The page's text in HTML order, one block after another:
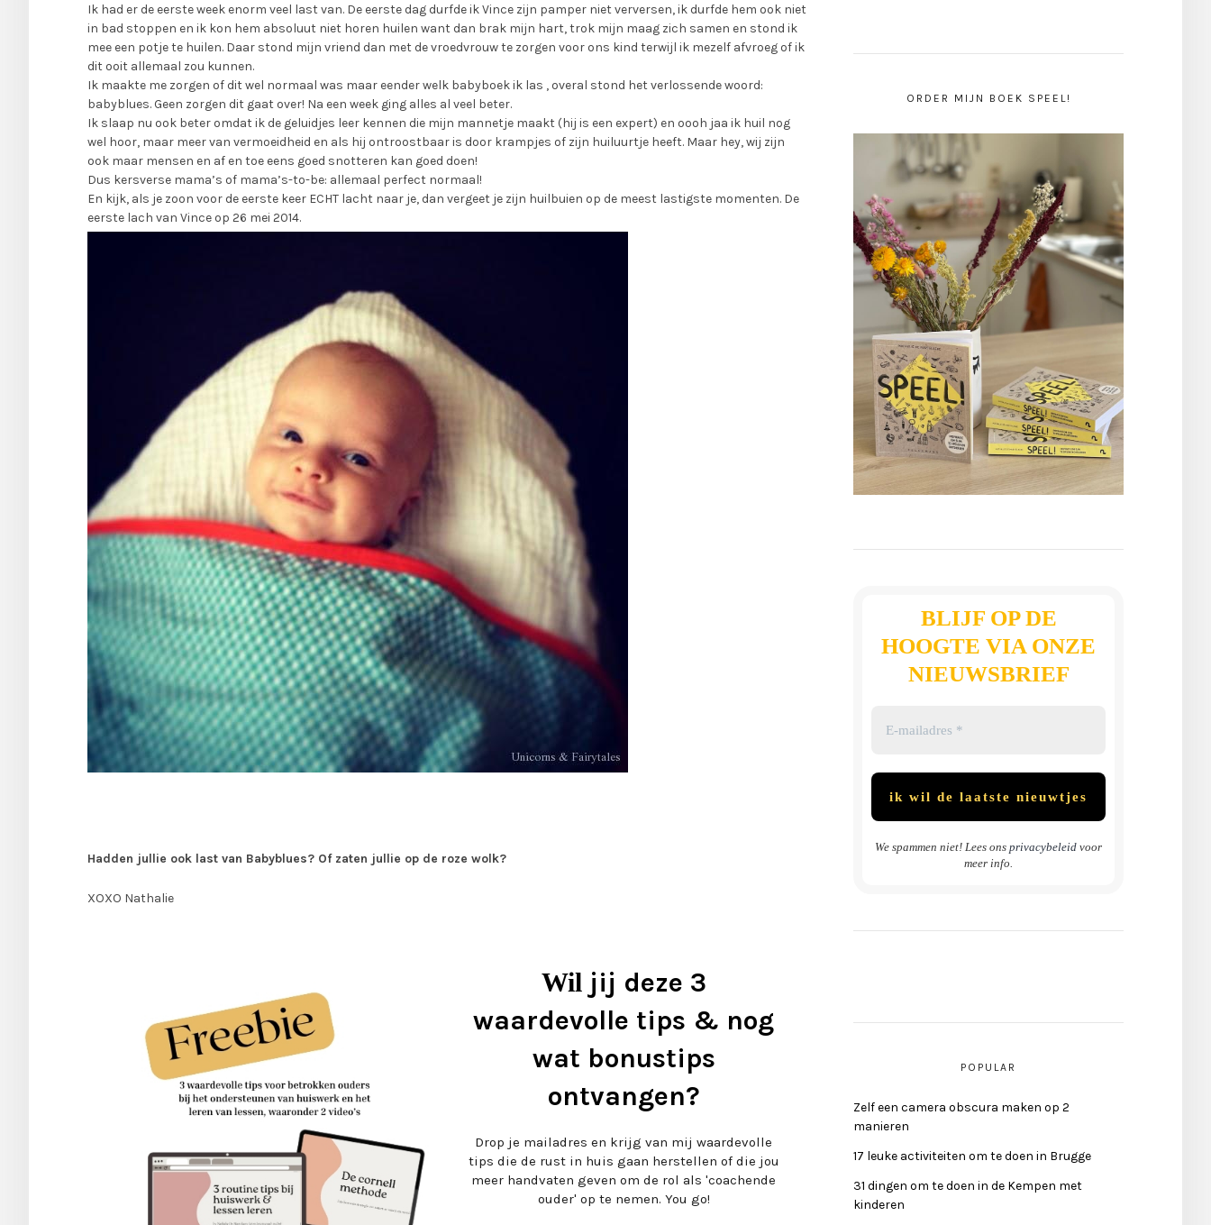
Ik had er de eerste week enorm veel last van. De eerste dag durfde ik Vince zijn pamper niet verversen, ik durfde hem ook niet
in bad stoppen en ik kon hem absoluut niet horen huilen want dan brak mijn hart, trok mijn maag zich samen en stond ik
mee een potje te huilen. Daar stond mijn vriend dan met de vroedvrouw te zorgen voor ons kind terwijl ik mezelf afvroeg of ik
dit ooit allemaal zou kunnen.
Ik maakte me zorgen of dit wel normaal was maar eender welk babyboek ik las , overal stond het verlossende woord:
babyblues. Geen zorgen dit gaat over! Na een week ging alles al veel beter.
Ik slaap nu ook beter omdat ik de geluidjes leer kennen die mijn mannetje maakt (hij is een expert) en oooh jaa ik huil nog
wel hoor, maar meer van vermoeidheid en als hij ontroostbaar is door krampjes of zijn huiluurtje heeft. Maar hey, wij zijn
ook maar mensen en af en toe eens goed snotteren kan goed doen!
Dus kersverse mama’s of mama’s-to-be: allemaal perfect normaal!
En kijk, als je zoon voor de eerste keer ECHT lacht naar je, dan vergeet je zijn huilbuien op de meest lastigste momenten. De
eerste lach van Vince op 26 mei 2014.
Hadden jullie ook last van Babyblues? Of zaten jullie op de roze wolk?
XOXO Nathalie
Wil jij deze 3
waardevolle tips & nog
wat bonustips
ontvangen?
Drop je mailadres en krijg van mij waardevolle
tips die de rust in huis gaan herstellen of die jou
meer handvaten geven om de rol als 'coachende
ouder' op te nemen. You go!
ORDER MIJN BOEK SPEEL!
BLIJF OP DE
HOOGTE VIA ONZE
NIEUWSBRIEF
We spammen niet! Lees ons privacybeleid voor
meer info.
POPULAR
Zelf een camera obscura maken op 2
manieren
17 leuke activiteiten om te doen in Brugge
31 dingen om te doen in de Kempen met
kinderen